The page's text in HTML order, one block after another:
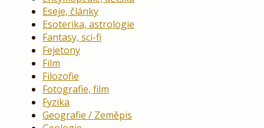
Eseje, články
Esoterika, astrologie
Fantasy, sci-fi
Fejetony
Film
Filozofie
Fotografie, film
Fyzika
Geografie / Zeměpis